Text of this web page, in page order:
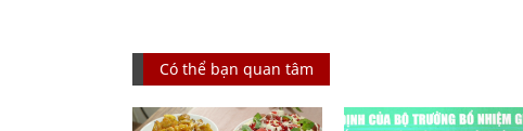
Có thể bạn quan tâm